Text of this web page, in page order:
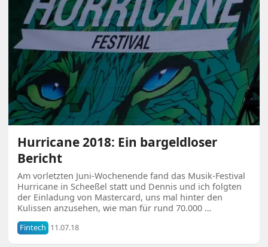
Hurricane 2018: Ein bargeldloser
Bericht
Am vorletzten Juni-Wochenende fand das Musik-Festival
Hurricane in Scheeßel statt und Dennis und ich folgten
der Einladung von Mastercard, uns mal hinter den
Kulissen anzusehen, wie man für rund 70.000 …
Fintech 11.07.18